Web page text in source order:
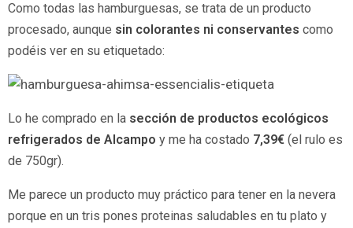
Como todas las hamburguesas, se trata de un producto
procesado, aunque sin colorantes ni conservantes como
podéis ver en su etiquetado:
Lo he comprado en la sección de productos ecológicos
refrigerados de Alcampo y me ha costado 7,39€ (el rulo es
de 750gr).
Me parece un producto muy práctico para tener en la nevera
porque en un tris pones proteinas saludables en tu plato y